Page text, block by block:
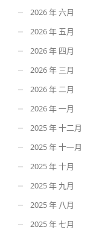
2026 年 六月
2026 年 五月
2026 年 四月
2026 年 三月
2026 年 二月
2026 年 一月
2025 年 十二月
2025 年 十一月
2025 年 十月
2025 年 九月
2025 年 八月
2025 年 七月